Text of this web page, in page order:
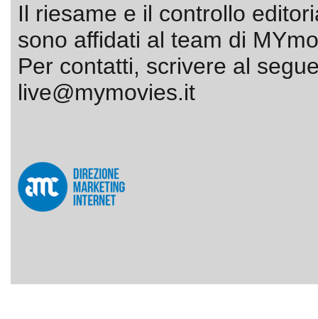
Il riesame e il controllo
sono affidati al team di
Per contatti, scrivere al
live@mymovies.it